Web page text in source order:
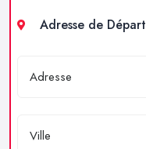
Adresse de Départ